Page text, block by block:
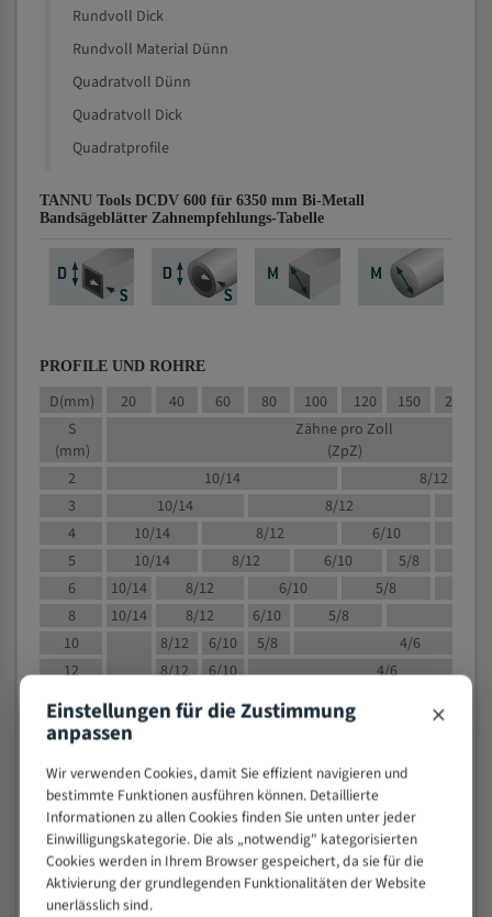
Rundvoll Dick
Rundvoll Material Dünn
Quadratvoll Dünn
Quadratvoll Dick
Quadratprofile
TANNU Tools DCDV 600 für 6350 mm Bi-Metall
Bandsägeblätter Zahnempfehlungs-Tabelle
PROFILE UND ROHRE
D(mm) 20 40 60 80 100 120 150 200
S
(mm)
Zähne pro Zoll
(ZpZ)
2
10/14
8/12
3
10/14 8/12
4
10/14 8/12 6/10
5
10/14 8/12 6/10
5/8
6
10/14 8/12 6/10
5/8
8
10/14 8/12 6/10 5/8
10
8/12 6/10 5/8
4/6
12
8/12 6/10
4/6
8/12 6/10
20
50
4/5
80
> 100
VOLLMATERIAL
Einstellungen für die Zustimmung
anpassen ×
Wir verwenden Cookies, damit Sie effizient navigieren und
bestimmte Funktionen ausführen können. Detaillierte
Informationen zu allen Cookies finden Sie unten unter jeder
Einwilligungskategorie. Die als „notwendig" kategorisierten
Cookies werden in Ihrem Browser gespeichert, da sie für die
Aktivierung der grundlegenden Funktionalitäten der Website
unerlässlich sind.